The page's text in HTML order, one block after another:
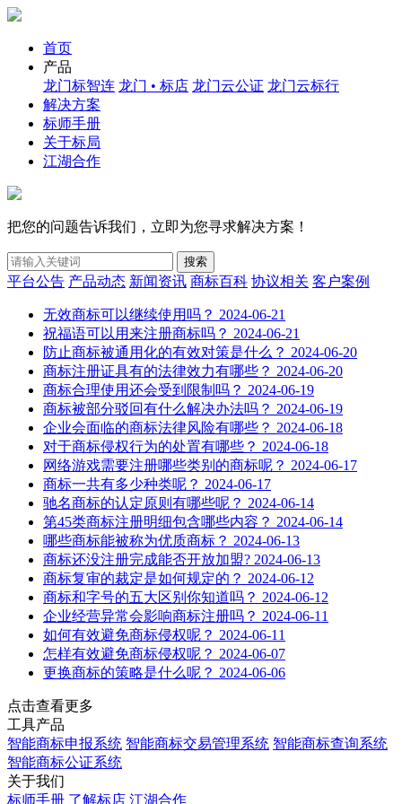
首页
产品
龙门标智连 龙门 • 标店 龙门云公证 龙门云标行
解决方案
标师手册
关于标局
江湖合作
把您的问题告诉我们，立即为您寻求解决方案！
搜索
平台公告 产品动态 新闻资讯 商标百科 协议相关 客户案例
无效商标可以继续使用吗？ 2024-06-21
祝福语可以用来注册商标吗？ 2024-06-21
防止商标被通用化的有效对策是什么？ 2024-06-20
商标注册证具有的法律效力有哪些？ 2024-06-20
商标合理使用还会受到限制吗？ 2024-06-19
商标被部分驳回有什么解决办法吗？ 2024-06-19
企业会面临的商标法律风险有哪些？ 2024-06-18
对于商标侵权行为的处置有哪些？ 2024-06-18
网络游戏需要注册哪些类别的商标呢？ 2024-06-17
商标一共有多少种类呢？ 2024-06-17
驰名商标的认定原则有哪些呢？ 2024-06-14
第45类商标注册明细包含哪些内容？ 2024-06-14
哪些商标能被称为优质商标？ 2024-06-13
商标还没注册完成能否开放加盟? 2024-06-13
商标复审的裁定是如何规定的？ 2024-06-12
商标和字号的五大区别你知道吗？ 2024-06-12
企业经营异常会影响商标注册吗？ 2024-06-11
如何有效避免商标侵权呢？ 2024-06-11
怎样有效避免商标侵权呢？ 2024-06-07
更换商标的策略是什么呢？ 2024-06-06
点击查看更多
工具产品
智能商标申报系统 智能商标交易管理系统 智能商标查询系统
智能商标公证系统
关于我们
标师手册 了解标店 江湖合作